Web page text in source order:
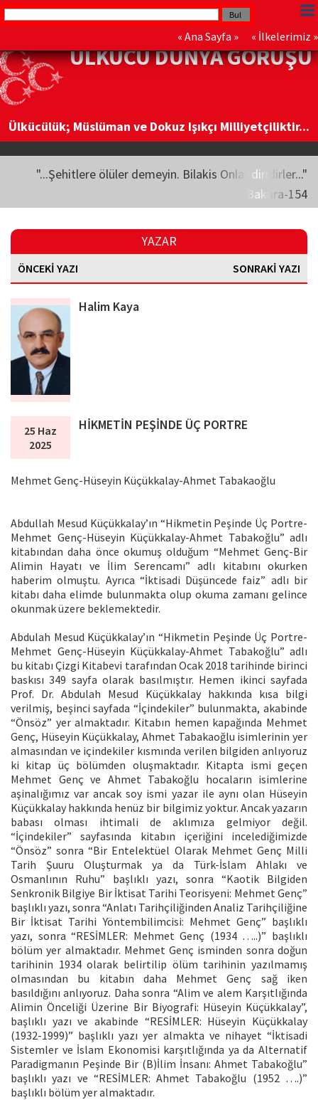
« Ana Sayfa » « İlkelerimiz »
ÜLKÜCÜ DÜNYA GÖRÜŞÜ
Ülkücülük; Müslüman ve Dokuz Işıkçı Milliyetçiliktir...
"...Şehitlere ölüler demeyin. Bilakis Onlar diridirler..."
Bakara-154
YAZAR
ÖNCEKİ YAZI SONRAKİ YAZI
Halim Kaya
25 Haz
2025
HİKMETİN PEŞİNDE ÜÇ PORTRE
Mehmet Genç-Hüseyin Küçükkalay-Ahmet Tabakaoğlu
Abdullah Mesud Küçükkalay’ın “Hikmetin Peşinde Üç Portre-
Mehmet Genç-Hüseyin Küçükkalay-Ahmet Tabakoğlu” adlı
kitabından daha önce okumuş olduğum “Mehmet Genç-Bir
Alimin Hayatı ve İlim Serencamı” adlı kitabını okurken
haberim olmuştu. Ayrıca “İktisadi Düşüncede faiz” adlı bir
kitabı daha elimde bulunmakta olup okuma zamanı gelince
okunmak üzere beklemektedir.
Abdulah Mesud Küçükkalay’ın “Hikmetin Peşinde Üç Portre-
Mehmet Genç-Hüseyin Küçükkalay-Ahmet Tabakoğlu” adlı
bu kitabı Çizgi Kitabevi tarafından Ocak 2018 tarihinde birinci
baskısı 349 sayfa olarak basılmıştır. Hemen ikinci sayfada
Prof. Dr. Abdulah Mesud Küçükkalay hakkında kısa bilgi
verilmiş, beşinci sayfada “İçindekiler” bulunmakta, akabinde
“Önsöz” yer almaktadır. Kitabın hemen kapağında Mehmet
Genç, Hüseyin Küçükkalay, Ahmet Tabakaoğlu isimlerinin yer
almasından ve içindekiler kısmında verilen bilgiden anlıyoruz
ki kitap üç bölümden oluşmaktadır. Kitapta ismi geçen
Mehmet Genç ve Ahmet Tabakoğlu hocaların isimlerine
aşinalığımız var ancak soy ismi yazar ile aynı olan Hüseyin
Küçükkalay hakkında henüz bir bilgimiz yoktur. Ancak yazarın
babası olması ihtimali de aklımıza gelmiyor değil.
“İçindekiler” sayfasında kitabın içeriğini incelediğimizde
“Önsöz” sonra “Bir Entelektüel Olarak Mehmet Genç Milli
Tarih Şuuru Oluşturmak ya da Türk-İslam Ahlakı ve
Osmanlının Ruhu” başlıklı yazı, sonra “Kaotik Bilgiden
Senkronik Bilgiye Bir İktisat Tarihi Teorisyeni: Mehmet Genç”
başlıklı yazı, sonra “Anlatı Tarihçiliğinden Analiz Tarihçiliğine
Bir İktisat Tarihi Yöntembilimcisi: Mehmet Genç” başlıklı
yazı, sonra “RESİMLER: Mehmet Genç (1934 …..)” başlıklı
bölüm yer almaktadır. Mehmet Genç isminden sonra doğun
tarihinin 1934 olarak belirtilip ölüm tarihinin yazılmamış
olmasından bu kitabın daha Mehmet Genç sağ iken
basıldığını anlıyoruz. Daha sonra “Alim ve alem Karşıtlığında
Alimin Önceliği Üzerine Bir Biyografi: Hüseyin Küçükkalay”,
başlıklı yazı ve akabinde “RESİMLER: Hüseyin Küçükkalay
(1932-1999)” başlıklı yazı yer almakta ve nihayet “İktisadi
Sistemler ve İslam Ekonomisi karşıtlığında ya da Alternatif
Paradigmanın Peşinde Bir (B)İlim İnsanı: Ahmet Tabakoğlu”
başlıklı yazı ve “RESİMLER: Ahmet Tabakoğlu (1952 ….)”
başlıklı bölüm yer almaktadır.